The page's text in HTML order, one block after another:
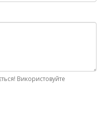
Використовуйте